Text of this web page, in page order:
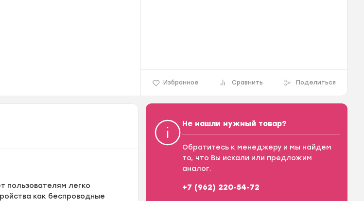
Избранное Сравнить Поделиться
пользователям легко
как беспроводные
Не нашли нужный товар?
Обратитесь к менеджеру и мы найдем
то, что Вы искали или предложим
аналог.
+7 (962) 220-54-72